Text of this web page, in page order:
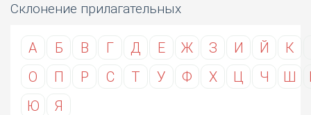
Склонение прилагательных
А Б В Г Д Е Ж З И Й К
О
П Р С Т У Ф Х Ц Ч Ш
Ю
Я